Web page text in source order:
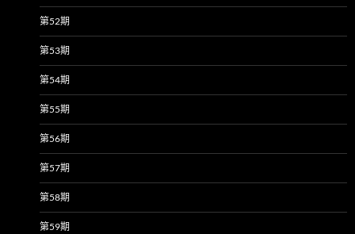
第52期
第53期
第54期
第55期
第56期
第57期
第58期
第59期